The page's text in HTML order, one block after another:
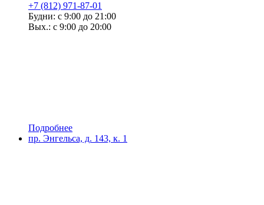
+7 (812) 971-87-01
Будни: с 9:00 до 21:00
Вых.: с 9:00 до 20:00
Подробнее
пр. Энгельса, д. 143, к. 1